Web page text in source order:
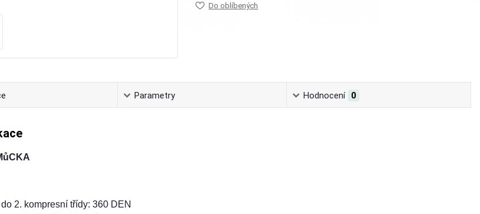
Do oblíbených
Parametry Hodnocení 0
2. kompresní třídy: 360 DEN